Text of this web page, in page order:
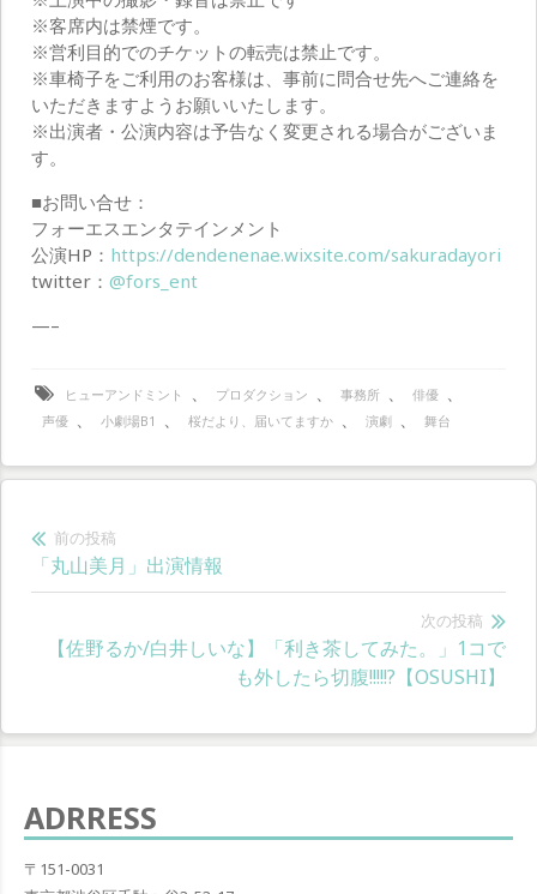
※客席内は禁煙です。
※営利目的でのチケットの転売は禁止です。
※車椅子をご利用のお客様は、事前に問合せ先へご連絡を
いただきますようお願いいたします。
※出演者・公演内容は予告なく変更される場合がございま
す。
■お問い合せ：
フォーエスエンタテインメント
公演HP： https://dendenenae.wixsite.com/sakuradayori
twitter： @fors_ent
—–
ヒューアンドミント 、 プロダクション 、 事務所 、 俳優 、
声優 、 小劇場B1 、 桜だより、届いてますか 、 演劇 、 舞台
投
稿
ビ
シ
ョ
前の投稿
前
の
「丸山美月」出演情報
次の投稿
次
稿:
【佐野るか/白井しいな】「利き茶してみた。」1コで
も外したら切腹!!!!!?【OSUSHI】
ADRRESS
〒151-0031